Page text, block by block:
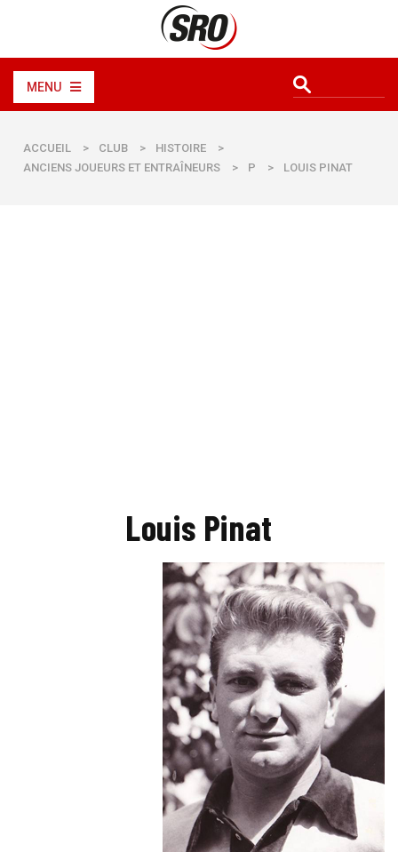
MENU
ACCUEIL > CLUB > HISTOIRE
>
ANCIENS JOUEURS ET ENTRAÎNEURS
> P > LOUIS PINAT
Louis Pinat